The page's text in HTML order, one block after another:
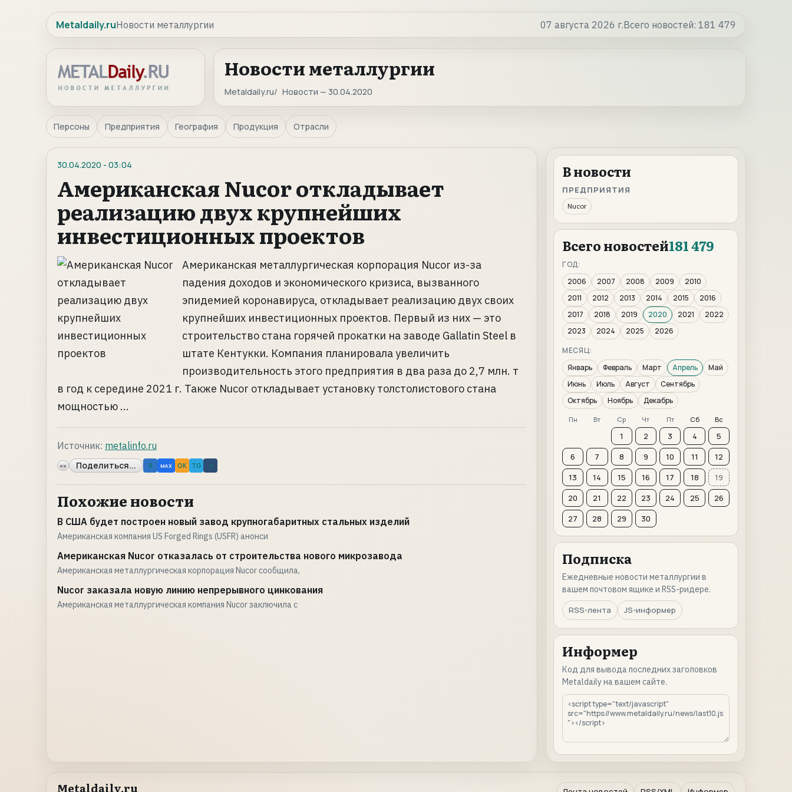
Metaldaily.ruНовости металлургии 07 августа 2026 г.Всего новостей: 181 479
Новости металлургии
Metaldaily.ru Новости — 30.04.2020
Персоны Предприятия География Продукция Отрасли
30.04.2020 - 03:04
Американская Nucor откладывает
реализацию двух крупнейших
инвестиционных проектов
Американская металлургическая корпорация Nucor из-за
падения доходов и экономического кризиса, вызванного
эпидемией коронавируса, откладывает реализацию двух своих
крупнейших инвестиционных проектов. Первый из них — это
строительство стана горячей прокатки на заводе Gallatin Steel в
штате Кентукки. Компания планировала увеличить
производительность этого предприятия в два раза до 2,7 млн. т
в год к середине 2021 г. Также Nucor откладывает установку толстолистового стана
мощностью ...
Источник: metalinfo.ru
«» Поделиться... B MAX OK TG ↗
Похожие новости
В США будет построен новый завод крупногабаритных стальных изделий
Американская компания US Forged Rings (USFR) анонси
Американская Nucor отказалась от строительства нового микрозавода
Американская металлургическая корпорация Nucor сообщила,
Nucor заказала новую линию непрерывного цинкования
Американская металлургическая компания Nucor заключила с
В новости
ПРЕДПРИЯТИЯ
Nucor
Всего новостей181 479
ГОД:
2006
2007 2008 2009
2010
2011
2012 2013 2014 2015
2016
2017
2018 2019 2020 2021
2022
2023
2024 2025
2026
МЕСЯЦ:
Январь
Февраль Март Апрель
Май
Июнь
Июль Август
Сентябрь
Октябрь
Ноябрь Декабрь
Пн Вт Ср Чт Пт Сб Вс
1 2 3 4
5
6
7 8 9 10 11
12
13
14 15 16 17 18
19
20
21 22 23 24 25
26
27
28 29 30
Подписка
Ежедневные новости металлургии в
вашем почтовом ящике и RSS-ридере.
RSS-лента
JS-информер
Информер
Код для вывода последних заголовков
Metaldaily на вашем сайте.
Metaldaily.ru